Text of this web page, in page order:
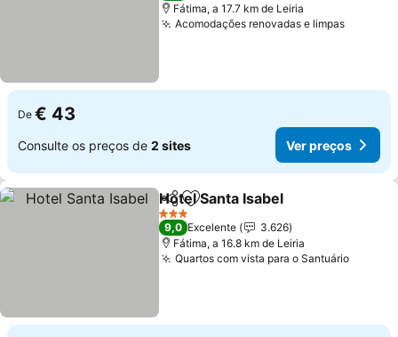
Fátima, a 17.7 km de Leiria
Acomodações renovadas e limpasVer
De € 43
Consulte os preços de 2 sites Ver preços
PartilharAdicionar aos favoritos
Hotel Santa Isabel
3 Estrelas
9,0 Excelente
3.626
Fátima, a 16.8 km de Leiria
Quartos com vista para o SantuárioVer